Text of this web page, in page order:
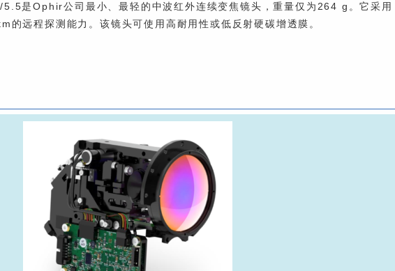
Ophir公司最小、最轻的中波红外连续变焦镜头，重量仅为264 g。它采用
的远程探测能力。该镜头可使用高耐用性或低反射硬碳增透膜。